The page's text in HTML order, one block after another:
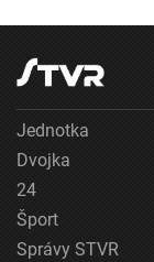
Jednotka
Dvojka
24
Šport
Správy STVR